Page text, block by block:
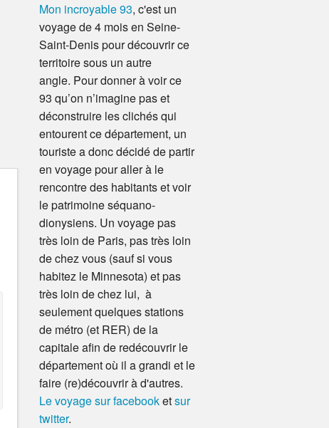
Mon incroyable 93, c'est un
voyage de 4 mois en Seine-
Saint-Denis pour découvrir ce
territoire sous un autre
angle. Pour donner à voir ce
93 qu’on n’imagine pas et
déconstruire les clichés qui
entourent ce département, un
touriste a donc décidé de partir
en voyage pour aller à le
rencontre des habitants et voir
le patrimoine séquano-
dionysiens. Un voyage pas
très loin de Paris, pas très loin
de chez vous (sauf si vous
habitez le Minnesota) et pas
très loin de chez lui, à
seulement quelques stations
de métro (et RER) de la
capitale afin de redécouvrir le
département où il a grandi et le
faire (re)découvrir à d'autres.
Le voyage sur facebooketsur
twitter.